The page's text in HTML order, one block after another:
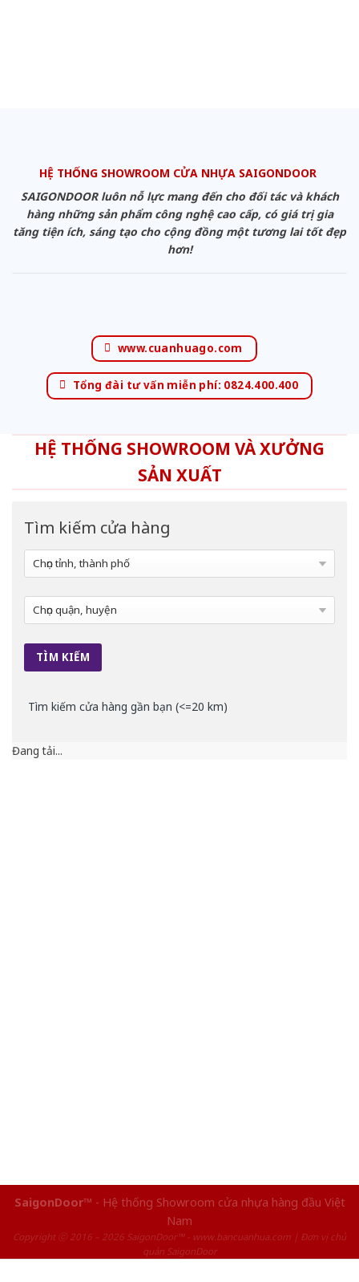
HỆ THỐNG SHOWROOM CỬA NHỰA SAIGONDOOR
SAIGONDOOR luôn nỗ lực mang đến cho đối tác và khách
hàng những sản phẩm công nghệ cao cấp, có giá trị gia
tăng tiện ích, sáng tạo cho cộng đồng một tương lai tốt đẹp
hơn!
www.cuanhuago.com
Tổng đài tư vấn miễn phí: 0824.400.400
HỆ THỐNG SHOWROOM VÀ XƯỞNG
SẢN XUẤT
Tìm kiếm cửa hàng
Tìm kiếm cửa hàng gần bạn (<=20 km)
Đang tải...
SaigonDoor™ - Hệ thống Showroom cửa nhựa hàng đầu Việt
Nam
Copyright ⓒ 2016 – 2026 SaigonDoor™ - www.bancuanhua.com | Đơn vị chủ
quản SaigonDoor